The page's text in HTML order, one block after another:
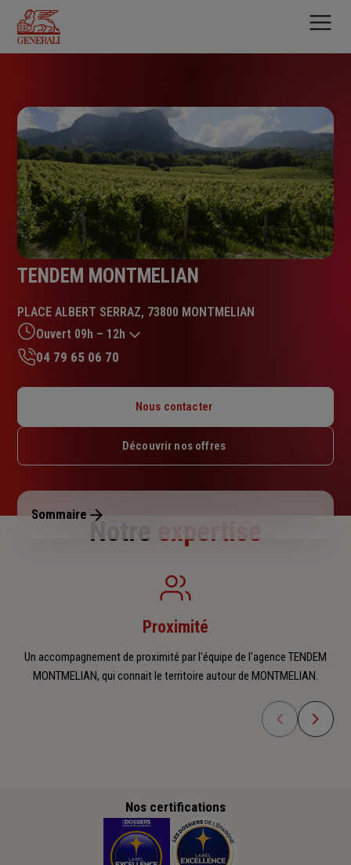
contenu
principal
TENDEM MONTMELIAN
PLACE ALBERT SERRAZ, 73800 MONTMELIAN
Ouvert 09h – 12h
Jeudi : 09h – 12h
Dimanche : Fermé
04 79 65 06 70
Nous contacter
Découvrir nos offres
Sommaire
Notre expertise
Proximité
Un accompagnement de proximité par l'équipe de l'agence TENDEM
MONTMELIAN, qui connait le territoire autour de MONTMELIAN.
Nos certifications